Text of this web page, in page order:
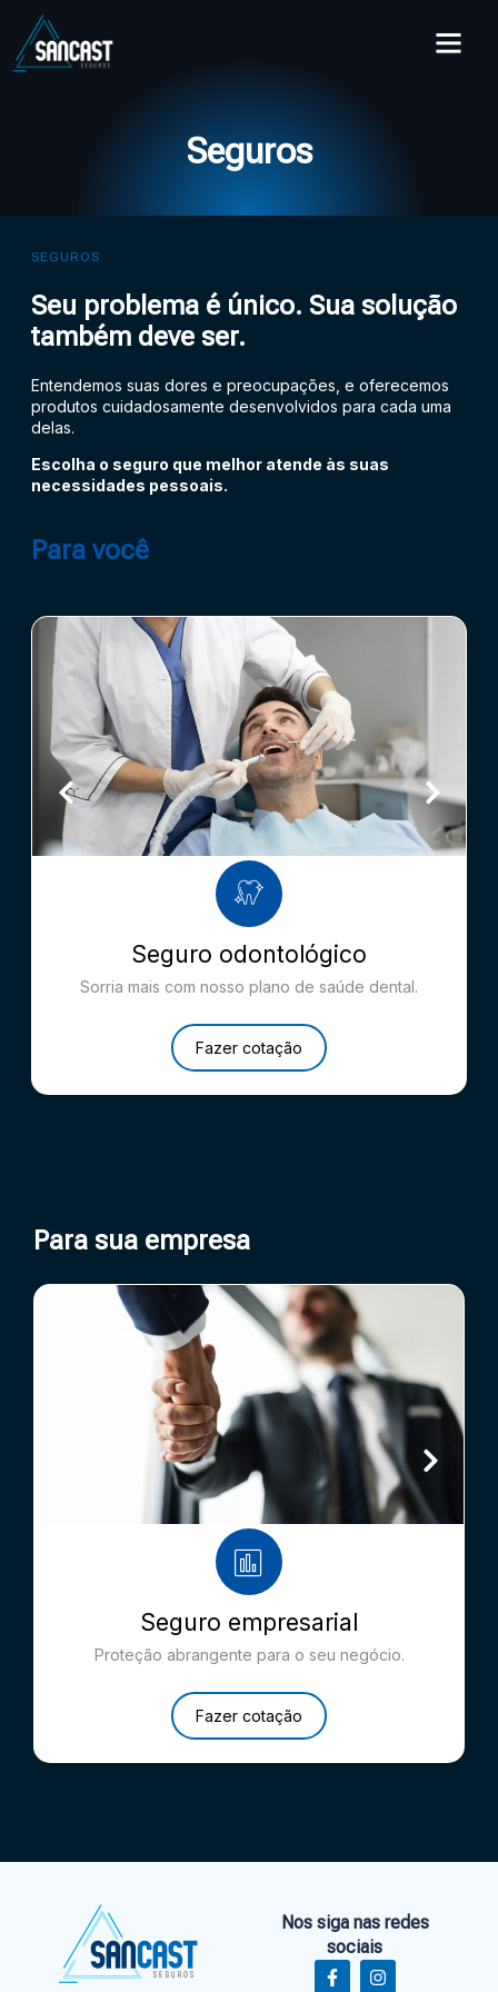
Seguros
SEGUROS
Seu problema é único. Sua solução
também deve ser.
Entendemos suas dores e preocupações, e oferecemos
produtos cuidadosamente desenvolvidos para cada uma
delas.
Escolha o seguro que melhor atende às suas
necessidades pessoais.
Para você
Seguro odontológico
Sorria mais com nosso plano de saúde dental.
Fazer cotação
Para sua empresa
Seguro empresarial
Proteção abrangente para o seu negócio.
Fazer cotação
Nos siga nas redes
sociais